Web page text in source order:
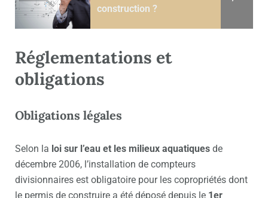
construction ?
Réglementations et
obligations
Obligations légales
Selon la loi sur l’eau et les milieux aquatiques de
décembre 2006, l’installation de compteurs
divisionnaires est obligatoire pour les copropriétés dont
le permis de construire a été déposé depuis le 1er